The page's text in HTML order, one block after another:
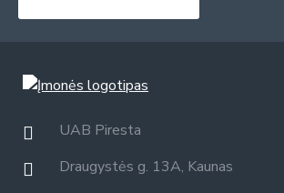
UAB Piresta
Draugystės g. 13A, Kaunas